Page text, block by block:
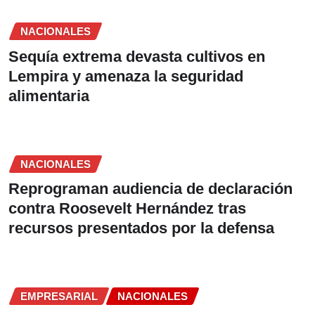
NACIONALES
Sequía extrema devasta cultivos en
Lempira y amenaza la seguridad
alimentaria
NACIONALES
Reprograman audiencia de declaración
contra Roosevelt Hernández tras
recursos presentados por la defensa
EMPRESARIAL NACIONALES